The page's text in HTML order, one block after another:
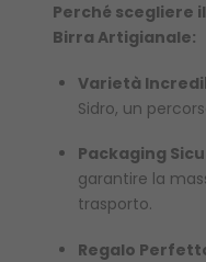
Perché scegliere
Birra Artigianale:
Varietà
Sidro, un
Packaging
garantire la
trasporto.
Regalo